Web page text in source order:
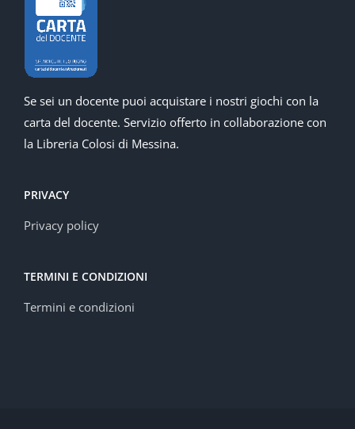
Se sei un docente puoi acquistare i nostri giochi con la
carta del docente. Servizio offerto in collaborazione con
la Libreria Colosi di Messina.
PRIVACY
Privacy policy
TERMINI E CONDIZIONI
Termini e condizioni